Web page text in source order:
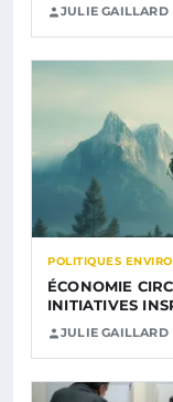
JULIE GAILLARD
POLITIQUES
ÉCONOMIE
INITIATIVES
JULIE GAILLARD